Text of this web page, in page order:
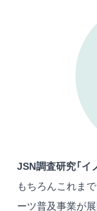
JSN調査研究「イ
もちろんこれま
ーツ普及事業が